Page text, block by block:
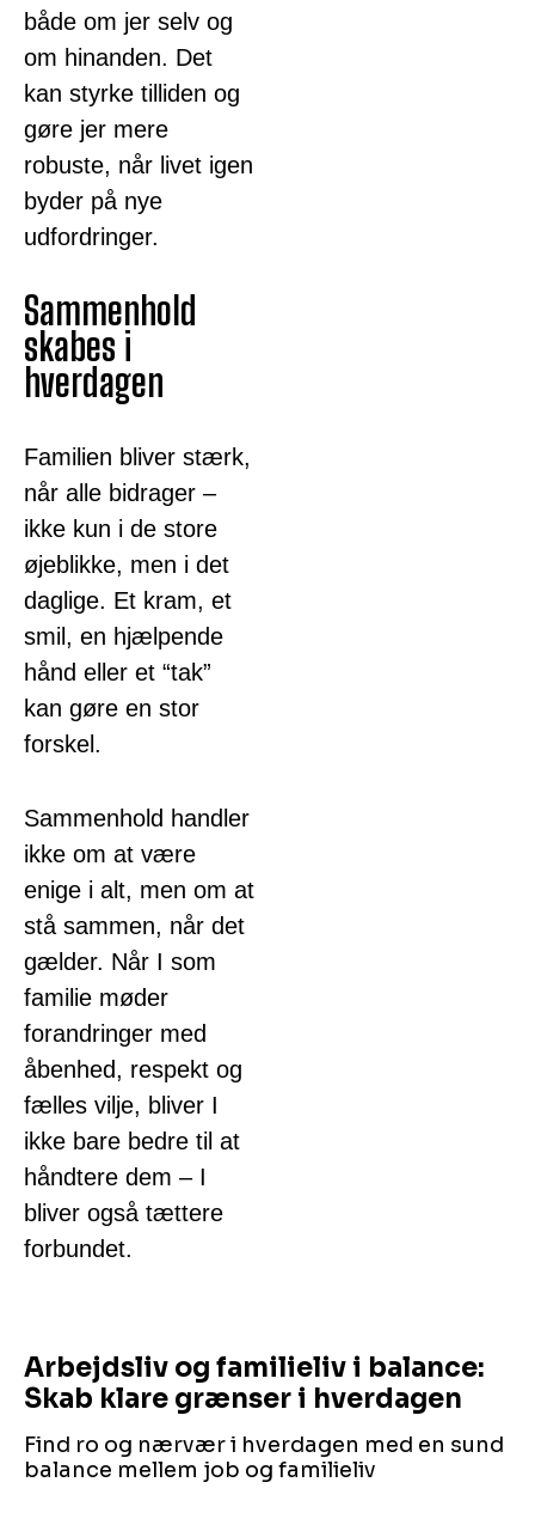
både om jer selv og
om hinanden. Det
kan styrke tilliden og
gøre jer mere
robuste, når livet igen
byder på nye
udfordringer.
Sammenhold
skabes i
hverdagen
Familien bliver stærk,
når alle bidrager –
ikke kun i de store
øjeblikke, men i det
daglige. Et kram, et
smil, en hjælpende
hånd eller et “tak”
kan gøre en stor
forskel.
Sammenhold handler
ikke om at være
enige i alt, men om at
stå sammen, når det
gælder. Når I som
familie møder
forandringer med
åbenhed, respekt og
fælles vilje, bliver I
ikke bare bedre til at
håndtere dem – I
bliver også tættere
forbundet.
Arbejdsliv og familieliv i balance:
Skab klare grænser i hverdagen
Find ro og nærvær i hverdagen med en sund
balance mellem job og familieliv